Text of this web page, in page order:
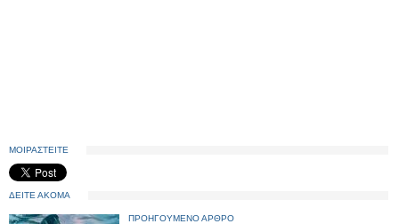
ΜΟΙΡΑΣΤΕΙΤΕ
ΔΕΙΤΕ ΑΚΟΜΑ
ΠΡΟΗΓΟΥΜΕΝΟ ΑΡΘΡΟ